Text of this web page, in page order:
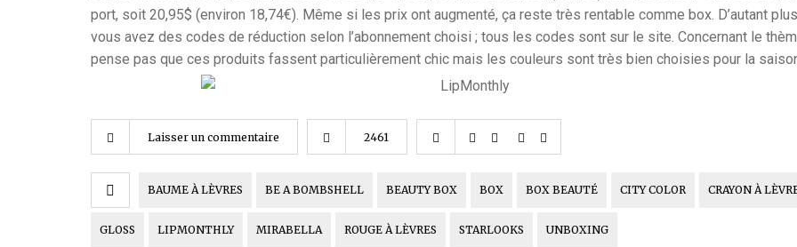
port, soit 20,95$ (environ 18,74€). Même si les prix ont augmenté, ça reste très rentable comme box. D’autant
vous avez des codes de réduction selon l’abonnement choisi ; tous les codes sont sur le site. Concernant le
pense pas que ces produits fassent particulièrement chic mais les couleurs sont très bien choisies pour la
Laisser un commentaire 2461
BAUME À LÈVRES BE A BOMBSHELL BEAUTY BOX BOX BOX BEAUTÉ CITY COLOR CRAYON À
GLOSS LIPMONTHLY MIRABELLA ROUGE À LÈVRES STARLOOKS UNBOXING